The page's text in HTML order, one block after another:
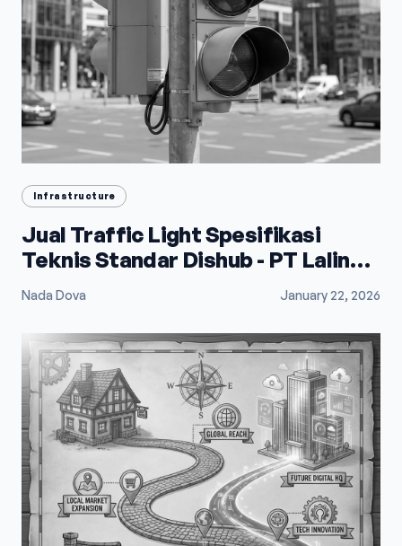
Infrastructure
Jual Traffic Light Spesifikasi
Teknis Standar Dishub - PT Lalindo
Mega Utama
Nada Dova January 22, 2026